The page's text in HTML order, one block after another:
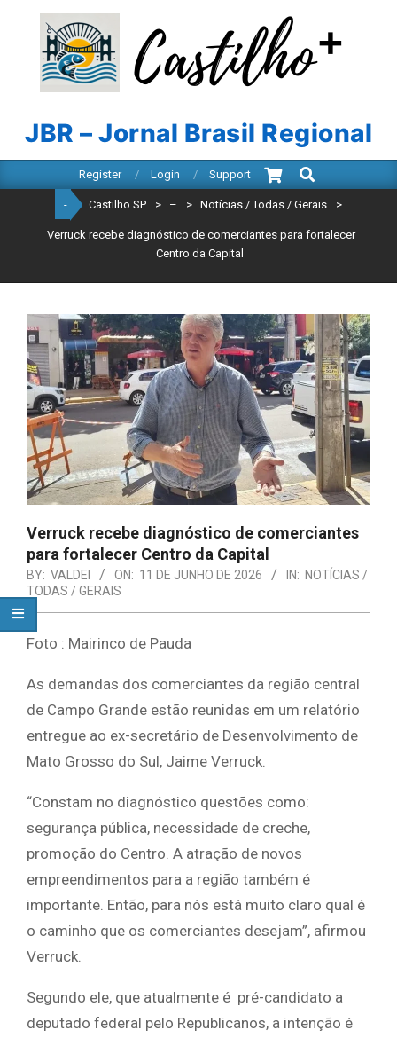
content
CASTILHO
SP
JBR – Jornal Brasil Regional
Navigation
Register Login Support
Search
- Castilho SP > – > Notícias / Todas / Gerais >
Verruck recebe diagnóstico de comerciantes para fortalecer
Centro da Capital
Verruck recebe diagnóstico de comerciantes
para fortalecer Centro da Capital
BY: VALDEI ON: 11 DE JUNHO DE 2026 IN: NOTÍCIAS /
TODAS / GERAIS
Foto : Mairinco de Pauda
As demandas dos comerciantes da região central
de Campo Grande estão reunidas em um relatório
entregue ao ex-secretário de Desenvolvimento de
Mato Grosso do Sul, Jaime Verruck.
“Constam no diagnóstico questões como:
segurança pública, necessidade de creche,
promoção do Centro. A atração de novos
empreendimentos para a região também é
importante. Então, para nós está muito claro qual é
o caminho que os comerciantes desejam”, afirmou
Verruck.
Segundo ele, que atualmente é pré-candidato a
deputado federal pelo Republicanos, a intenção é